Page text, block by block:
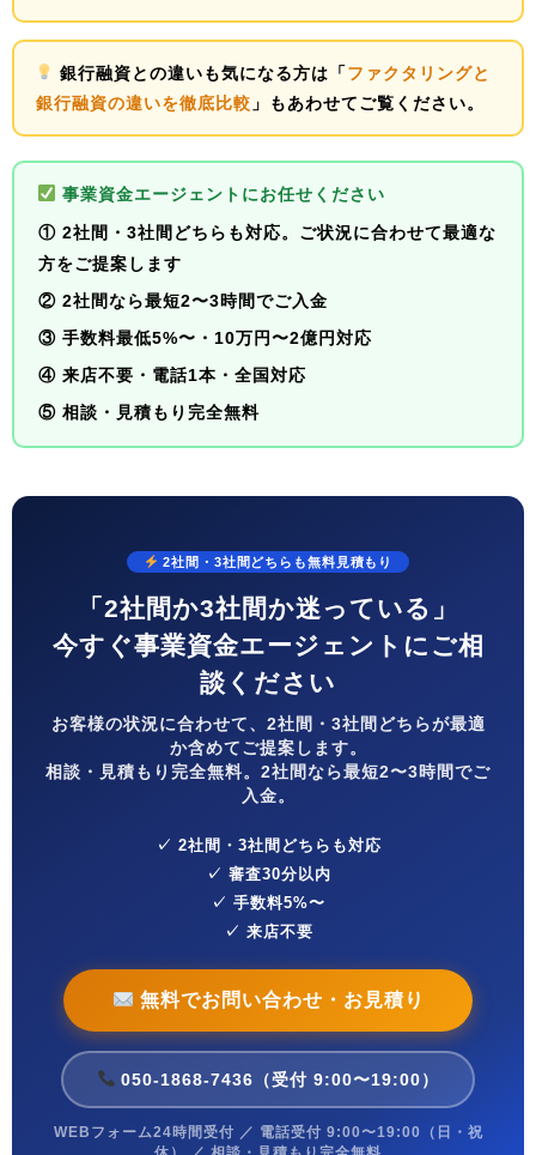
銀行融資との違いも気になる方は「ファクタリングと
銀行融資の違いを徹底比較 」もあわせてご覧ください。
事業資金エージェントにお任せください
① 2社間・3社間 どちらも対応。ご状況に合わせて最適な
方をご提案します
② 2社間なら最短2〜3時間でご入金
③ 手数料最低5%〜 ・10万円〜2億円対応
④ 来店不要・電話1本・全国対応
⑤ 相談・見積もり完全無料
2社間・3社間どちらも無料見積もり
「2社間か3社間か迷っている」
今すぐ事業資金エージェントにご相
談ください
お客様の状況に合わせて、2社間・3社間どちらが最適
か含めてご提案します。
相談・見積もり完全無料。2社間なら最短2〜3時間でご
入金。
✓ 2社間・3社間どちらも対応
✓ 審査30分以内
✓ 手数料5%〜
✓ 来店不要
無料でお問い合わせ・お見積り
050-1868-7436（受付 9:00〜19:00）
WEBフォーム24時間受付 ／ 電話受付 9:00〜19:00（日・祝